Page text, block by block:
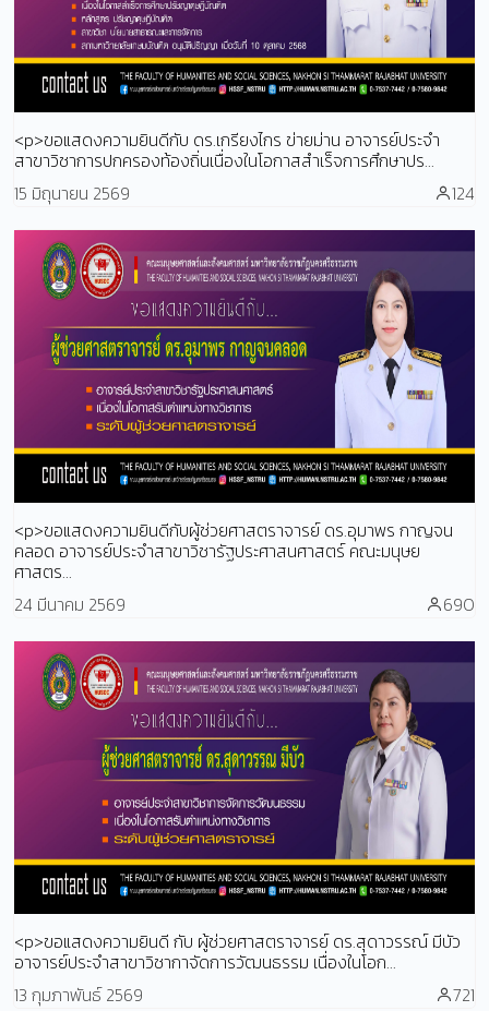
<p>ขอแสดงความยินดีกับ ดร.เกรียงไกร ข่ายม่าน อาจารย์ประจำ
สาขาวิชาการปกครองท้องถิ่นเนื่องในโอกาสสำเร็จการศึกษาปร...
15 มิถุนายน 2569
124
<p>ขอแสดงความยินดีกับผู้ช่วยศาสตราจารย์ ดร.อุมาพร กาญจน
คลอด อาจารย์ประจำสาขาวิชารัฐประศาสนศาสตร์ คณะมนุษย
ศาสตร...
24 มีนาคม 2569
690
<p>ขอแสดงความยินดี กับ ผู้ช่วยศาสตราจารย์ ดร.สุดาวรรณ์ มีบัว
อาจารย์ประจำสาขาวิชากาจัดการวัฒนธรรม เนื่องในโอก...
13 กุมภาพันธ์ 2569
721